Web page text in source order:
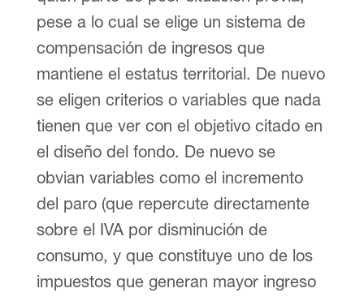
pese a lo cual se elige un sistema de
compensación de ingresos que
mantiene el estatus territorial. De nuevo
se eligen criterios o variables que nada
tienen que ver con el objetivo citado en
el diseño del fondo. De nuevo se
obvian variables como el incremento
del paro (que repercute directamente
sobre el IVA por disminución de
consumo, y que constituye uno de los
impuestos que generan mayor ingreso